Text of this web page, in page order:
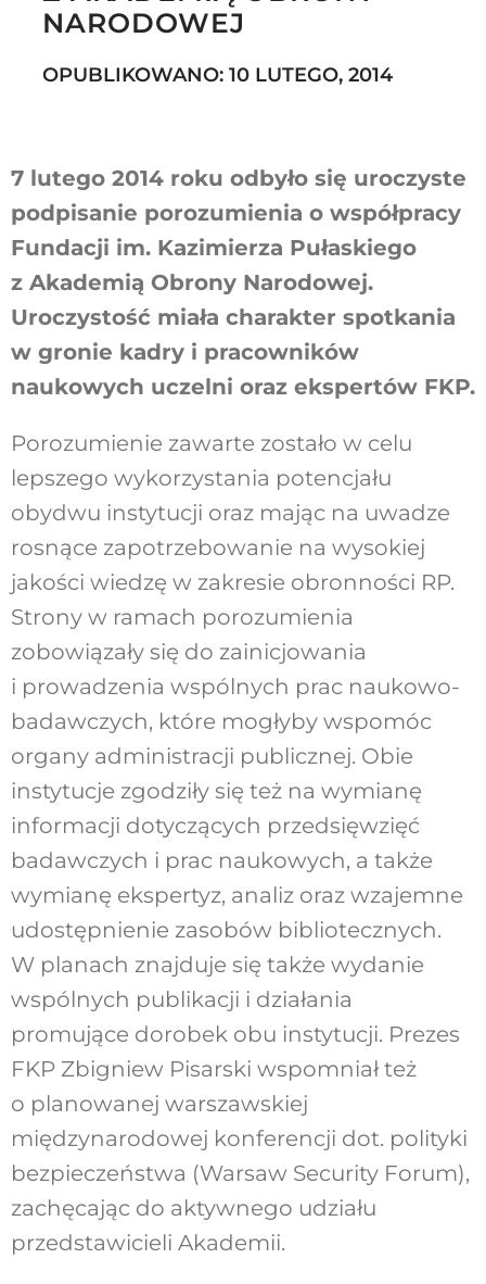
Szukaj
NARODOWEJ
OPUBLIKOWANO: 10 LUTEGO, 2014
7 lutego 2014 roku odbyło się uroczyste
podpisanie porozumienia o współpracy
Fundacji im. Kazimierza Pułaskiego
z Akademią Obrony Narodowej.
Uroczystość miała charakter spotkania
w gronie kadry i pracowników
naukowych uczelni oraz ekspertów FKP.
Porozumienie zawarte zostało w celu
lepszego wykorzystania potencjału
obydwu instytucji oraz mając na uwadze
rosnące zapotrzebowanie na wysokiej
jakości wiedzę w zakresie obronności RP.
Strony w ramach porozumienia
zobowiązały się do zainicjowania
i prowadzenia wspólnych prac naukowo-
badawczych, które mogłyby wspomóc
organy administracji publicznej. Obie
instytucje zgodziły się też na wymianę
informacji dotyczących przedsięwzięć
badawczych i prac naukowych, a także
wymianę ekspertyz, analiz oraz wzajemne
udostępnienie zasobów bibliotecznych.
W planach znajduje się także wydanie
wspólnych publikacji i działania
promujące dorobek obu instytucji. Prezes
FKP Zbigniew Pisarski wspomniał też
o planowanej warszawskiej
międzynarodowej konferencji dot. polityki
bezpieczeństwa (Warsaw Security Forum),
zachęcając do aktywnego udziału
przedstawicieli Akademii.